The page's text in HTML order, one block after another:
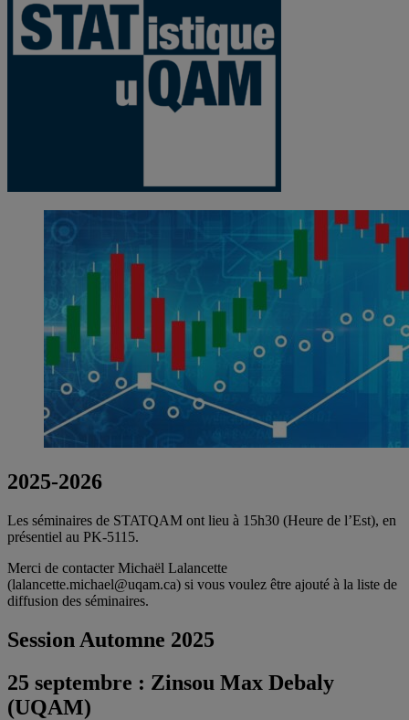
2025-2026
Les séminaires de STATQAM ont lieu à 15h30 (Heure de l’Est), en
présentiel au PK-5115.
Merci de contacter Michaël Lalancette
(lalancette.michael@uqam.ca) si vous voulez être ajouté à la liste de
diffusion des séminaires.
Session Automne 2025
25 septembre : Zinsou Max Debaly
(UQAM)